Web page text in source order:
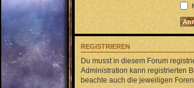
REGISTRIEREN
Du musst in diesem Forum
Administration kann registrierten
beachte auch die jeweiligen